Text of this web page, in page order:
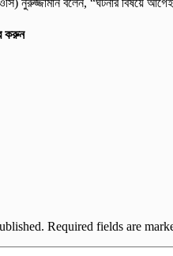
নুরুজ্জামান বলেন, “ঘটনার বিষয়ে
করুন
Required fields are